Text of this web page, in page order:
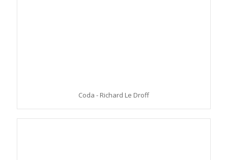
Coda - Richard Le Droff